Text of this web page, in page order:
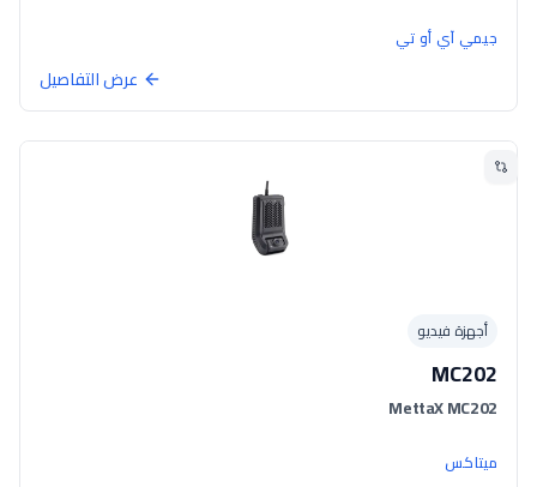
جيمي آي أو تي
عرض التفاصيل
أجهزة فيديو
MC202
MettaX MC202
ميتاكس